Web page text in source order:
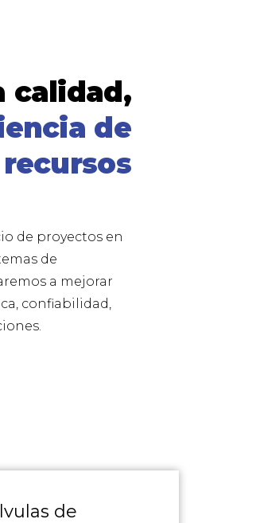
calidad,
de
recursos
de proyectos en
de
a mejorar
confiabilidad,
de